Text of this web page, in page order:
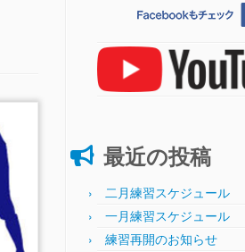
最近の投稿
二月練習スケジュール
一月練習スケジュール
練習再開のお知らせ